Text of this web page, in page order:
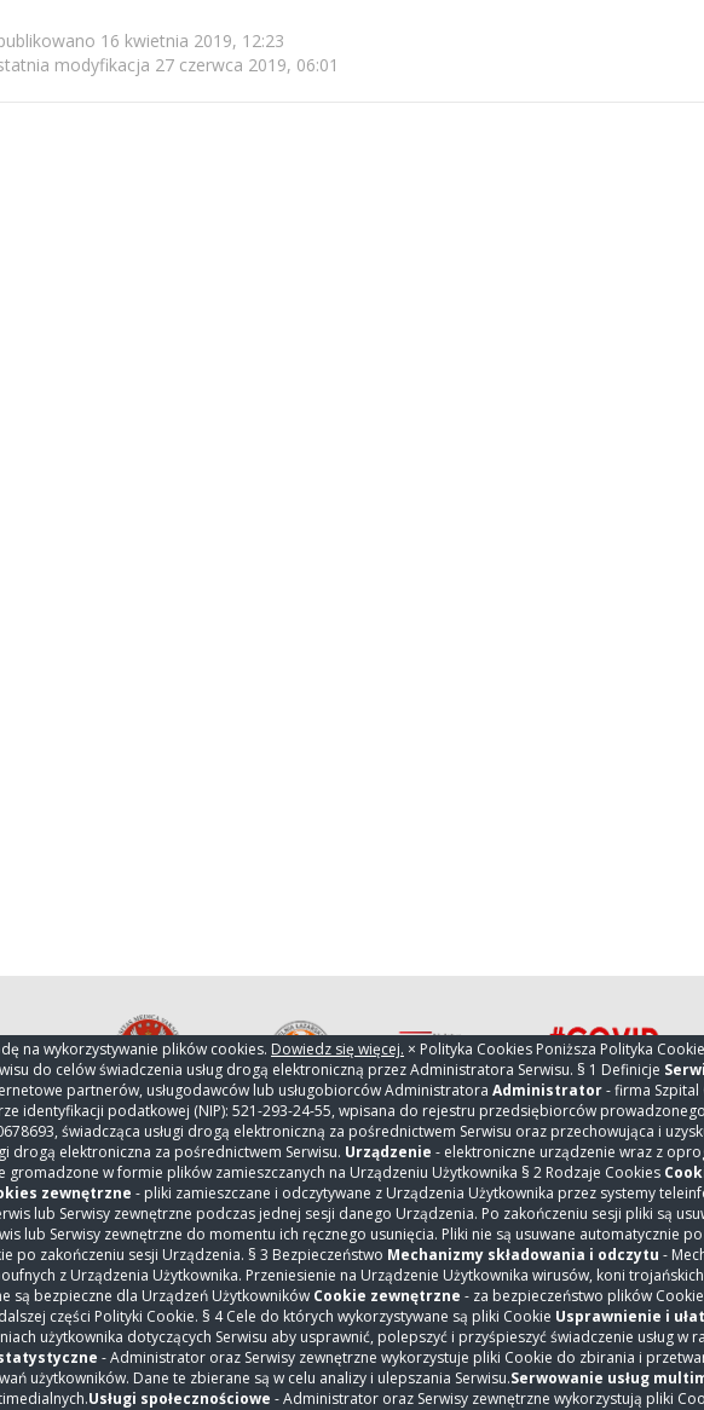
16 kwietnia 2019, 12:23
modyfikacja 27 czerwca 2019, 06:01
szpital
odpłatne
terapia onkologiczna
szpitala
lekarza
Inwestycje
Współpraca
Praca i konkursy ofert
Dla mediów
Fundusze unijne
RODO
Cyberbezpieczeństwo
Zamówienia Publiczne
z
19/
dla
na wykorzystywanie plików cookies. Dowiedz się więcej. × Polityka Cookies Poniższa Polityka
do celów świadczenia usług drogą elektroniczną przez Administratora Serwisu. § 1 Definicje
partnerów, usługodawców lub usługobiorców Administratora Administrator- firma Szpital
identyfikacji podatkowej (NIP): 521-293-24-55, wpisana do rejestru przedsiębiorców
świadcząca usługi drogą elektroniczną za pośrednictwem Serwisu oraz przechowująca i
drogą elektroniczna za pośrednictwem Serwisu. Urządzenie - elektroniczne urządzenie wraz z
gromadzone w formie plików zamieszczanych na Urządzeniu Użytkownika § 2 Rodzaje Cookies
zewnętrzne - pliki zamieszczane i odczytywane z Urządzenia Użytkownika przez systemy
lub Serwisy zewnętrzne podczas jednej sesji danego Urządzenia. Po zakończeniu sesji pliki są
lub Serwisy zewnętrzne do momentu ich ręcznego usunięcia. Pliki nie są usuwane automatycznie
po zakończeniu sesji Urządzenia. § 3 Bezpieczeństwo Mechanizmy składowania i odczytu -
z Urządzenia Użytkownika. Przeniesienie na Urządzenie Użytkownika wirusów, koni
są bezpieczne dla Urządzeń Użytkowników Cookie zewnętrzne - za bezpieczeństwo plików
części Polityki Cookie. § 4 Cele do których wykorzystywane są pliki Cookie Usprawnienie i
użytkownika dotyczących Serwisu aby usprawnić, polepszyć i przyśpieszyć świadczenie usług w
- Administrator oraz Serwisy zewnętrzne wykorzystuje pliki Cookie do zbirania i
użytkowników. Dane te zbierane są w celu analizy i ulepszania Serwisu.Serwowanie usług
Usługi społecznościowe - Administrator oraz Serwisy zewnętrzne wykorzystują pliki